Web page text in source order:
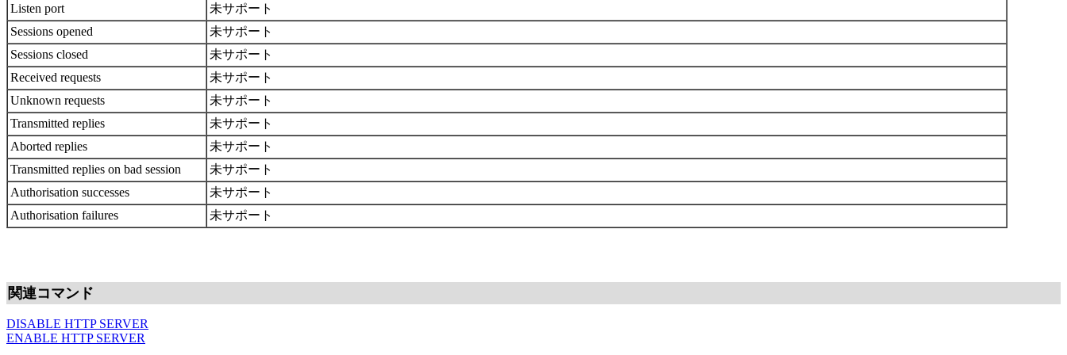
Listen port
未サポート
Sessions opened
未サポート
Sessions closed
未サポート
Received requests
未サポート
Unknown requests
未サポート
Transmitted replies
未サポート
Aborted replies
未サポート
Transmitted replies on bad session
未サポート
Authorisation successes
未サポート
Authorisation failures
未サポート
関連コマンド
DISABLE HTTP SERVER
ENABLE HTTP SERVER